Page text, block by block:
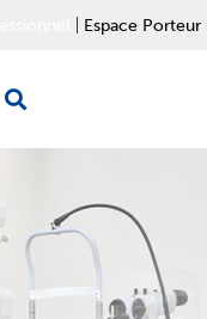
Espace Porteur